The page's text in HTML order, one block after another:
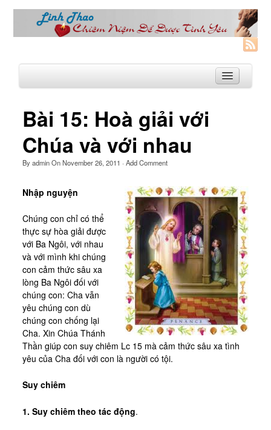
Linh Thao
Linhthao.org
Bạn Đường Linh Thao
Để Tự Do và Hạnh Phúc hơn
Khoá Linh Thao
Kinh Nghiệm
Hình Ảnh
Cầu Nguyện
Bài Cầu Nguyện
Cách Cầu Nguyện
Nhận Định
Bài 15: Hoà giải với
Chúa và với nhau
ByadminOnNovember 26, 2011 · Add Comment
Nhập nguyện
Chúng con chỉ có thể
thực sự hòa giải được
với Ba Ngôi, với nhau
và với mình khi chúng
con cảm thức sâu xa
lòng Ba Ngôi đối với
chúng con: Cha vẫn
yêu chúng con dù
chúng con chống lại
Cha. Xin Chúa Thánh
Thần giúp con suy chiêm Lc 15 mà cảm thức sâu xa tình
yêu của Cha đối với con là người có tội.
Suy chiêm
1. Suy chiêm theo tác động.